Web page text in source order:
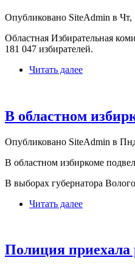
Опубликовано SiteAdmin в Чт,
Областная Избирательная
181 047 избирателей.
Читать далее
В областном
Опубликовано SiteAdmin в
В областном избиркоме
В выборах губернатора
Читать далее
Полиция приехала